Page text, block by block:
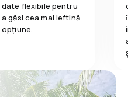
2,0
date flexibile pentru
a găsi cea mai ieftină
opțiune.